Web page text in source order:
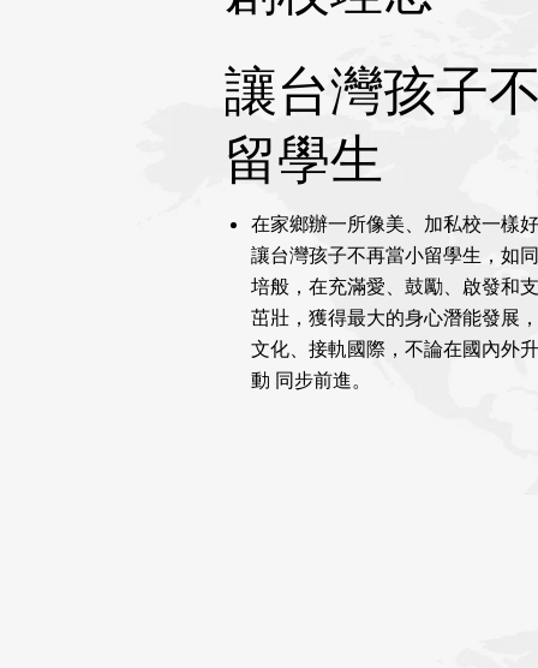
讓台灣孩子
留學生
在家鄉辦一所像美、加私校一樣
讓台灣孩子不再當小留學生，如
培般，在充滿愛、鼓勵、啟發和
茁壯，獲得最大的身心潛能發展
文化、接軌國際，不論在國內外
動 同步前進。